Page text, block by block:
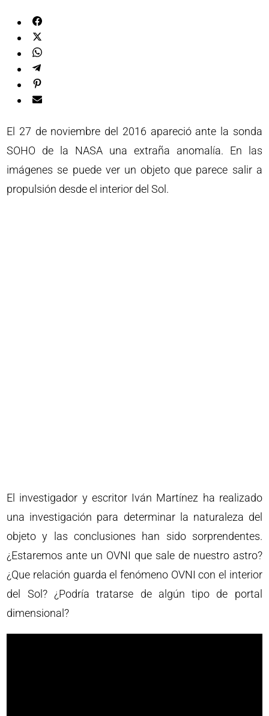
El 27 de noviembre del 2016 apareció ante la sonda
SOHO de la NASA una extraña anomalía. En las
imágenes se puede ver un objeto que parece salir a
propulsión desde el interior del Sol.
El investigador y escritor Iván Martínez ha realizado
una investigación para determinar la naturaleza del
objeto y las conclusiones han sido sorprendentes.
¿Estaremos ante un OVNI que sale de nuestro astro?
¿Que relación guarda el fenómeno OVNI con el interior
del Sol? ¿Podría tratarse de algún tipo de portal
dimensional?